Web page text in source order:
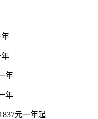
年
年
年
年
元一年起